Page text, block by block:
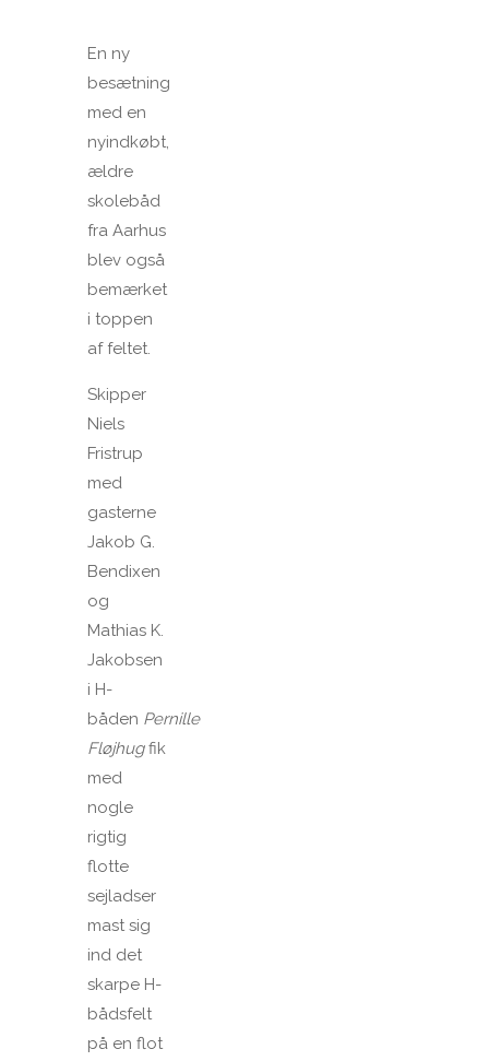
En ny
besætning
med en
nyindkøbt,
ældre
skolebåd
fra Aarhus
blev også
bemærket
i toppen
af feltet.
Skipper
Niels
Fristrup
med
gasterne
Jakob G.
Bendixen
og
Mathias K.
Jakobsen
i H-
båden Pernille
Fløjhugfik
med
nogle
rigtig
flotte
sejladser
mast sig
ind det
skarpe H-
bådsfelt
på en flot